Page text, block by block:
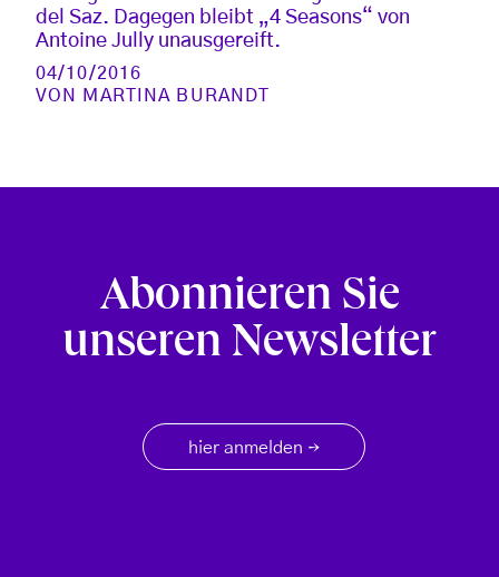
del Saz. Dagegen bleibt „4 Seasons“ von
Antoine Jully unausgereift.
04/10/2016
VON MARTINA BURANDT
Abonnieren Sie
unseren Newsletter
hier anmelden →